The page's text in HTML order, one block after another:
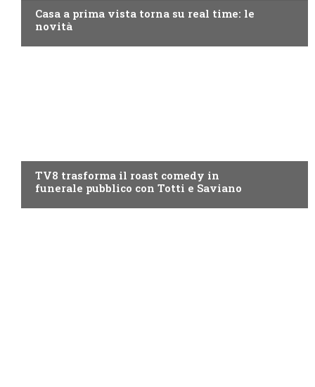
Casa a prima vista torna su real time: le
novità
TV8 trasforma il roast comedy in
funerale pubblico con Totti e Saviano